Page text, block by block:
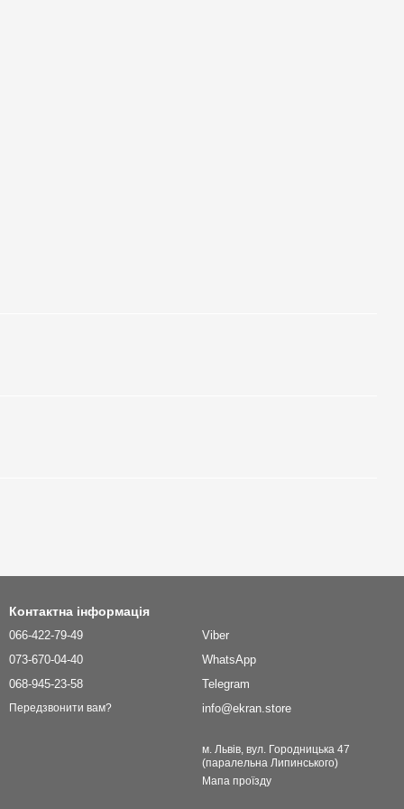
Контактна інформація
066-422-79-49
073-670-04-40
068-945-23-58
Передзвонити вам?
Viber
WhatsApp
Telegram
info@ekran.store
м. Львів, вул. Городницька 47
(паралельна Липинського)
Мапа проїзду